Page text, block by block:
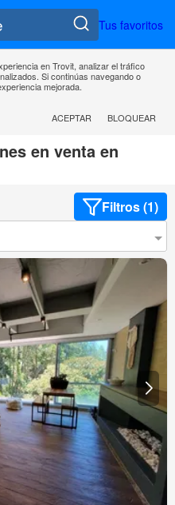
Tus favoritos
en Trovit, analizar el tráfico
Si continúas navegando o
mejorada.
ACEPTAR
BLOQUEAR
en venta en
Filtros (1)